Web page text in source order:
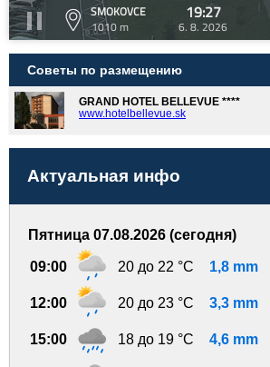
SMOKOVCE
1010 m
19:27
6. 8. 2026
Советы по размещению
GRAND HOTEL BELLEVUE ****
www.hotelbellevue.sk
Актуальная инфо
Пятница 07.08.2026 (сегодня)
09:00 20 до 22 °C 1,8 mm
12:00 20 до 23 °C 3,3 mm
15:00 18 до 19 °C 4,6 mm